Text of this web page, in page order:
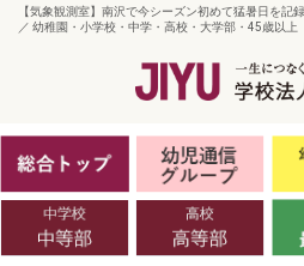
【気象観測室】南沢で今シーズン初めて猛暑日を記
／ 幼稚園・小学校・中学・高校・大学部・45歳以上